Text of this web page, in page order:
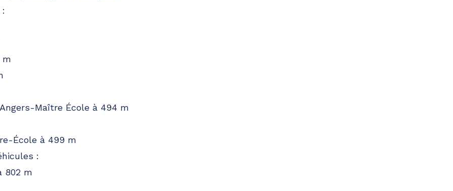
m
Maître École à 494 m
École à 499 m
:
802 m